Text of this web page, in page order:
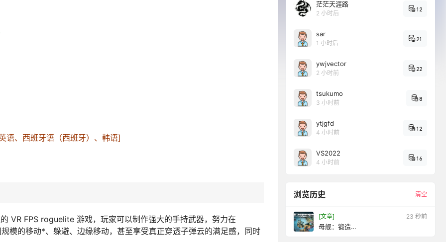
语、西班牙语（西班牙）、韩语]
VR FPS roguelite 游戏，玩家可以制作强大的手持武器，努力在
的移动*、躲避、边缘移动，甚至享受真正穿透子弹云的满足感，同时
茫茫天涯路
2 小时后
12
sar
1 小时后
21
ywjvector
2 小时前
22
tsukumo
3 小时前
8
ytjgfd
4 小时前
12
VS2022
4 小时前
16
浏览历史 清空
[文章] 25 秒前
母舰：锻造